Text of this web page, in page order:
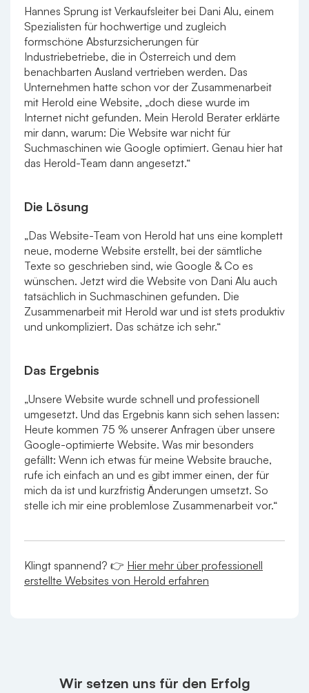
Hannes Sprung ist Verkaufsleiter bei Dani Alu, einem
Spezialisten für hochwertige und zugleich
formschöne Absturzsicherungen für
Industriebetriebe, die in Österreich und dem
benachbarten Ausland vertrieben werden. Das
Unternehmen hatte schon vor der Zusammenarbeit
mit Herold eine Website, „doch diese wurde im
Internet nicht gefunden. Mein Herold Berater erklärte
mir dann, warum: Die Website war nicht für
Suchmaschinen wie Google optimiert. Genau hier hat
das Herold-Team dann angesetzt.“
Die Lösung
„Das Website-Team von Herold hat uns eine komplett
neue, moderne Website erstellt, bei der sämtliche
Texte so geschrieben sind, wie Google & Co es
wünschen. Jetzt wird die Website von Dani Alu auch
tatsächlich in Suchmaschinen gefunden. Die
Zusammenarbeit mit Herold war und ist stets produktiv
und unkompliziert. Das schätze ich sehr.“
Das Ergebnis
„Unsere Website wurde schnell und professionell
umgesetzt. Und das Ergebnis kann sich sehen lassen:
Heute kommen 75 % unserer Anfragen über unsere
Google-optimierte Website. Was mir besonders
gefällt: Wenn ich etwas für meine Website brauche,
rufe ich einfach an und es gibt immer einen, der für
mich da ist und kurzfristig Änderungen umsetzt. So
stelle ich mir eine problemlose Zusammenarbeit vor.“
Klingt spannend? 👉 Hier mehr über professionell
erstellte Websites von Herold erfahren
Wir setzen uns für den Erfolg